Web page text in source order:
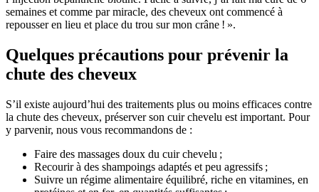
semaines et comme par miracle, des cheveux ont commencé à
repousser en lieu et place du trou sur mon crâne ! ».
Quelques précautions pour prévenir la
chute des cheveux
S’il existe aujourd’hui des traitements plus ou moins efficaces contre
la chute des cheveux, préserver son cuir chevelu est important. Pour
y parvenir, nous vous recommandons de :
Faire des massages doux du cuir chevelu ;
Recourir à des shampoings adaptés et peu agressifs ;
Suivre un régime alimentaire équilibré, riche en vitamines, en